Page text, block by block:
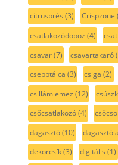
citrusprés (3) Crispzone
csatlakozódoboz (4)
csavar(7) csavartakaró
csepptálca (3) csiga (2)
csillámlemez (12)
csőcsatlakozó(4)
dagasztó(10)
dekorcsík(3) digitális (1)